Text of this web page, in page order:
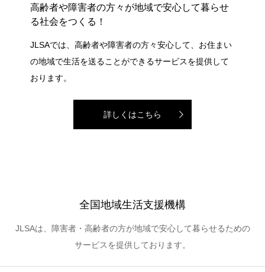
高齢者や障害者の方々が地域で安心して暮らせ
る社会をつくる！
JLSAでは、高齢者や障害者の方々安心して、お住まい
の地域で生活を送ることができるサービスを提供して
おります。
詳しくはこちら
全国地域生活支援機構
JLSAは、障害者・高齢者の方が地域で安心して暮らせるための
サービスを提供しております。